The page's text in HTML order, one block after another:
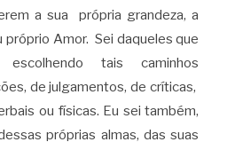
a sua própria grandeza, a
próprio Amor. Sei daqueles que
escolhendo tais caminhos
de julgamentos, de críticas,
ou físicas. Eu sei também,
próprias almas, das suas